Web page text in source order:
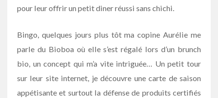
pour leur offrir un petit diner réussi sans chichi.
Bingo, quelques jours plus tôt ma copine Aurélie me
parle du Bioboa où elle s’est régalé lors d’un brunch
bio, un concept qui m’a vite intriguée… Un petit tour
sur leur site internet, je découvre une carte de saison
appétisante et surtout la défense de produits certifiés